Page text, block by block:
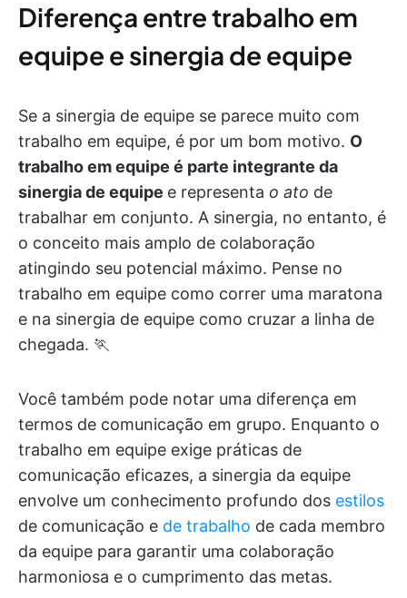
Diferença entre trabalho em
equipe e sinergia de equipe
Se a sinergia de equipe se parece muito com
trabalho em equipe, é por um bom motivo. O
trabalho em equipe é parte integrante da
sinergia de equipe e representa o ato de
trabalhar em conjunto. A sinergia, no entanto, é
o conceito mais amplo de colaboração
atingindo seu potencial máximo. Pense no
trabalho em equipe como correr uma maratona
e na sinergia de equipe como cruzar a linha de
chegada. 🏃
Você também pode notar uma diferença em
termos de comunicação em grupo. Enquanto o
trabalho em equipe exige práticas de
comunicação eficazes, a sinergia da equipe
envolve um conhecimento profundo dos estilos
de comunicação e de trabalho de cada membro
da equipe para garantir uma colaboração
harmoniosa e o cumprimento das metas.